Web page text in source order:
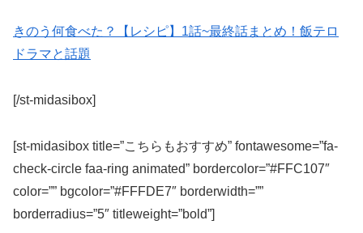
きのう何食べた？【レシピ】1話~最終話まとめ！飯テロ
ドラマと話題
[/st-midasibox]
[st-midasibox title=”こちらもおすすめ” fontawesome=”fa-
check-circle faa-ring animated” bordercolor=”#FFC107″
color=”” bgcolor=”#FFFDE7″ borderwidth=””
borderradius=”5″ titleweight=”bold”]